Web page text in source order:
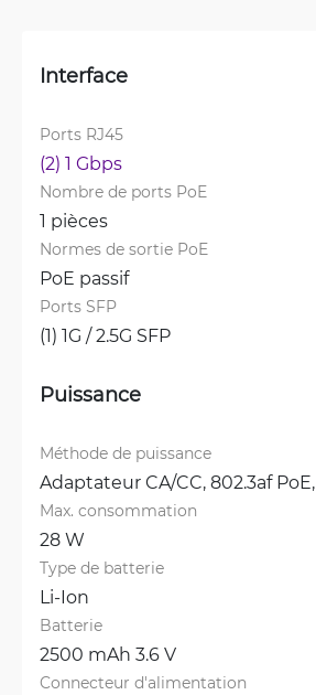
Interface
Ports RJ45
(2) 1 Gbps
Nombre de ports PoE
1 pièces
Normes de sortie PoE
PoE passif
Ports SFP
(1) 1G / 2.5G SFP
Puissance
Méthode de puissance
Adaptateur CA/CC, 802.3af PoE,
Max. consommation
28 W
Type de batterie
Li-Ion
Batterie
2500 mAh 3.6 V
Connecteur d'alimentation